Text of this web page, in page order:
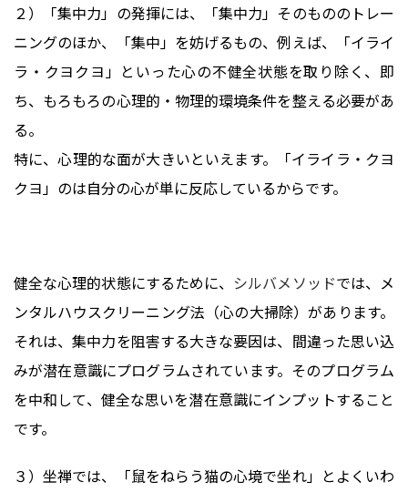
２）「集中力」の発揮には、「集中力」そのもののトレー
ニングのほか、「集中」を妨げるもの、例えば、「イライ
ラ・クヨクヨ」といった心の不健全状態を取り除く、即
ち、もろもろの心理的・物理的環境条件を整える必要があ
る。
特に、心理的な面が大きいといえます。「イライラ・クヨ
クヨ」のは自分の心が単に反応しているからです。
健全な心理的状態にするために、 シルバメソッドでは、メ
ンタルハウスクリーニング法（心の大掃除）があります。
それは、集中力を阻害する大きな要因は、間違った思い込
みが潜在意識にプログラムされています。そのプログラム
を中和して、健全な思いを潜在意識にインプットすること
です。
３）坐禅では、「鼠をねらう猫の心境で坐れ」とよくいわ